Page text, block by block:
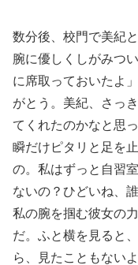
数分後、校門で美紀
腕に優しくしがみつ
に席取っておいたよ
がとう。美紀、さっ
てくれたのかなと思
瞬だけピタリと足を
の。私はずっと自習
ないの？ひどいね、
私の腕を掴む彼女の
だ。ふと横を見ると
ら、見たこともない